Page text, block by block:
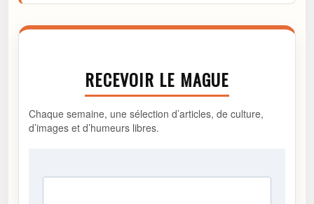
RECEVOIR LE MAGUE
Chaque semaine, une sélection d’articles, de culture,
d’images et d’humeurs libres.